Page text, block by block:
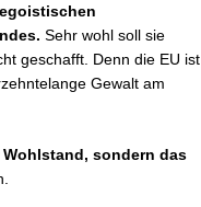
Sehr wohl soll sie
geschafft. Denn die EU ist
Gewalt am
sondern das